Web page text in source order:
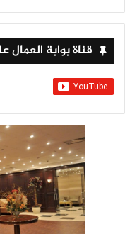
قناة بوابة